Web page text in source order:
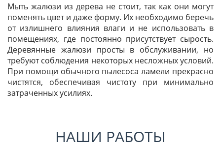
Мыть жалюзи из дерева не стоит, так как они могут
поменять цвет и даже форму. Их необходимо беречь
от излишнего влияния влаги и не использовать в
помещениях, где постоянно присутствует сырость.
Деревянные жалюзи просты в обслуживании, но
требуют соблюдения некоторых несложных условий.
При помощи обычного пылесоса ламели прекрасно
чистятся, обеспечивая чистоту при минимально
затраченных усилиях.
НАШИ РАБОТЫ